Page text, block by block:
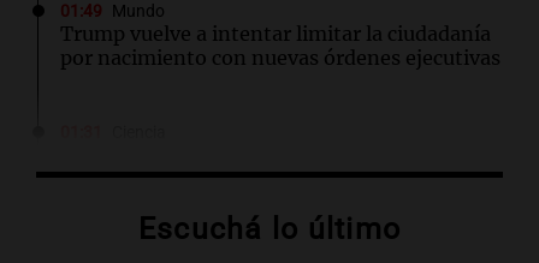
01:49 Mundo
Trump vuelve a intentar limitar la ciudadanía
por nacimiento con nuevas órdenes ejecutivas
Ötzi, el hombre de hielo de 5.300 años
Escuchá lo último